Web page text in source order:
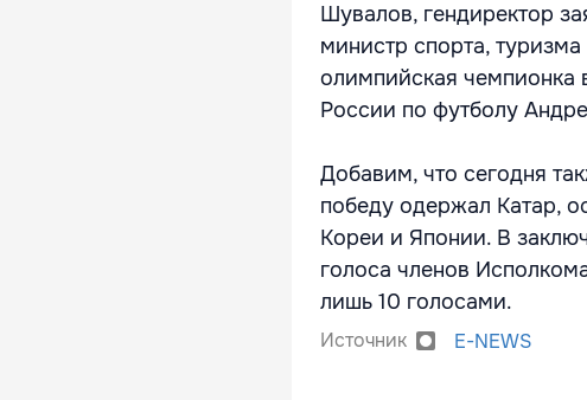
Шувалов, гендиректор
министр спорта,
олимпийская чемпионка
России по футболу
Добавим, что сегодня
победу одержал Катар,
Кореи и Японии. В
голоса членов
лишь 10 голосами.
Источник E-NEWS